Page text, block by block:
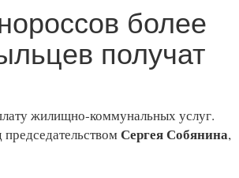
более
получат
жилищно-коммунальных услуг.
Сергея Собянина,